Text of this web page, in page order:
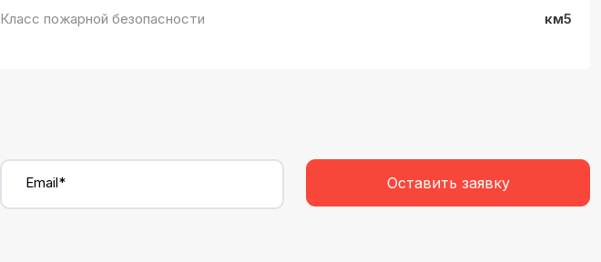
Класс пожарной безопасности
км5
Email* Оставить заявку